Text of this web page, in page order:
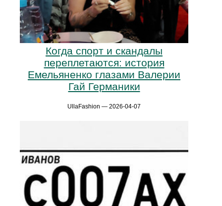
Когда спорт и скандалы
переплетаются: история
Емельяненко глазами Валерии
Гай Германики
UllaFashion — 2026-04-07